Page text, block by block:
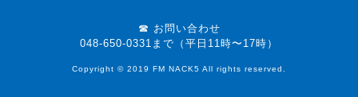
☎ お問い合わせ
048-650-0331まで（平日11時〜17時）
Copyright © 2019 FM NACK5 All rights reserved.